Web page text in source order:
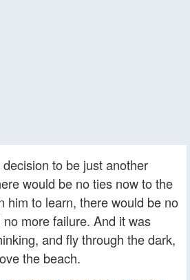
to be just another
would be no ties now to the
him to learn, there would be no
more failure. And it was
and fly through the dark,
the beach.